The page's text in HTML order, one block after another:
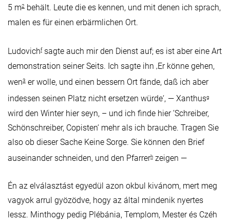
5 m2 behält. Leute die es kennen, und mit denen ich sprach,
malen es für einen erbärmlichen Ort.
Ludovichf sagte auch mir den Dienst auf; es ist aber eine Art
demonstration seiner Seits. Ich sagte ihn ‚Er könne gehen,
wen3 er wolle, und einen bessern Ort fände, daß ich aber
indessen seinen Platz nicht ersetzen würde‘, — Xanthusg
wird den Winter hier seyn, – und ich finde hier ’Schreiber,
Schönschreiber, Copisten‘ mehr als ich brauche. Tragen Sie
also ob dieser Sache Keine Sorge. Sie können den Brief
auseinander schneiden, und den Pfarrerh zeigen —
Én az elválasztást egyedül azon okbul kivánom, mert meg
vagyok arrul gyözödve, hogy az által mindenik nyertes
lessz. Minthogy pedig Plébánia, Templom, Mester és Czéh